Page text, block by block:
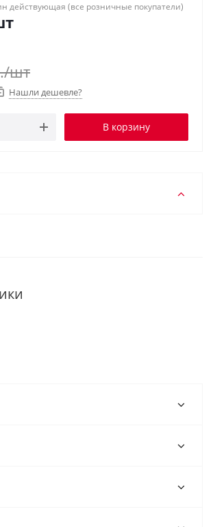
действующая (все розничные покупатели)
/шт
Нашли дешевле?
В корзину